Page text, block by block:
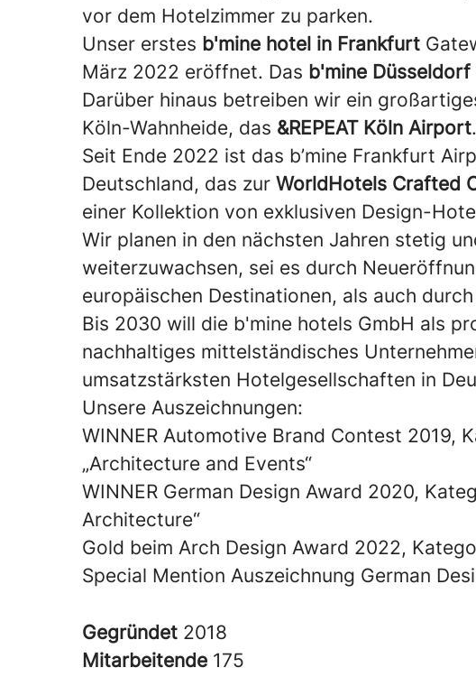
vor dem Hotelzimmer zu parken.
Unser erstes b'mine hotel in Frankfurt
März 2022 eröffnet. Das b'mine Düsseldorf
Darüber hinaus betreiben wir ein
Köln-Wahnheide, das &REPEAT Köln Airport.
Seit Ende 2022 ist das b’mine Frankfurt
Deutschland, das zur WorldHotels Crafted
einer Kollektion von exklusiven Design-
Wir planen in den nächsten Jahren stetig
weiterzuwachsen, sei es durch
europäischen Destinationen, als auch
Bis 2030 will die b'mine hotels GmbH als
nachhaltiges mittelständisches
umsatzstärksten Hotelgesellschaften in
Unsere Auszeichnungen:
WINNER Automotive Brand Contest 2019,
„Architecture and Events“
WINNER German Design Award 2020,
Architecture“
Gold beim Arch Design Award 2022,
Special Mention Auszeichnung German
Gegründet 2018
Mitarbeitende 175